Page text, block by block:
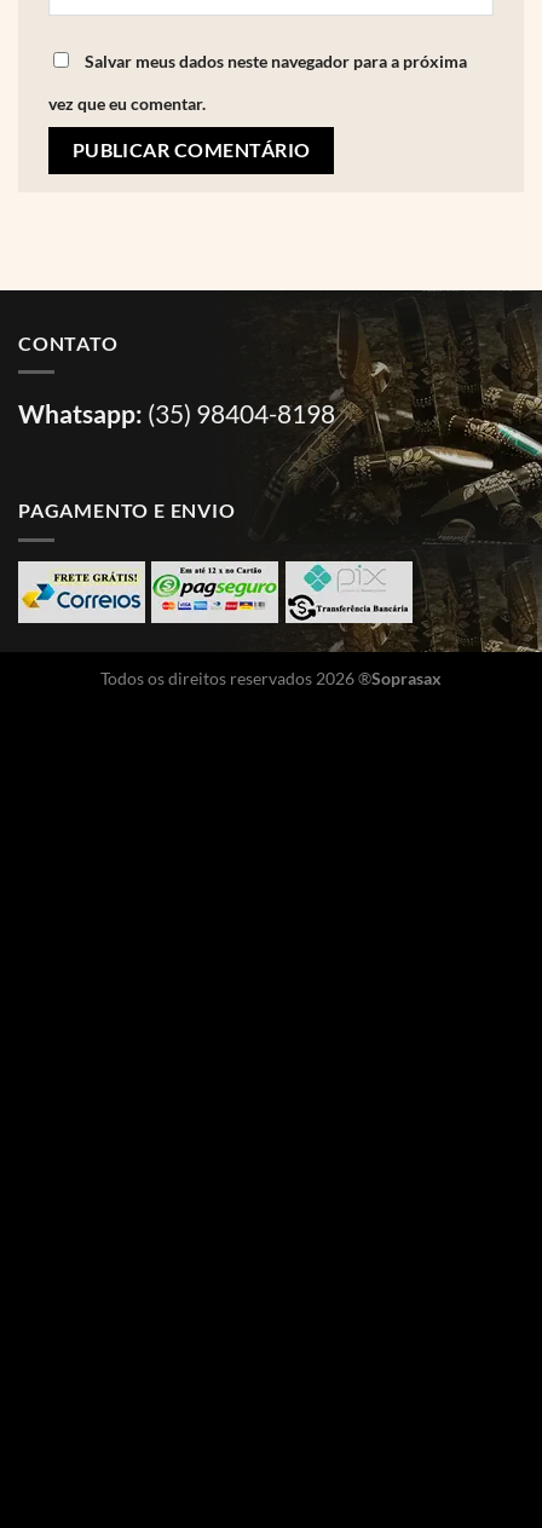
Salvar meus dados neste navegador para a próxima
vez que eu comentar.
CONTATO
Whatsapp: (35) 98404-8198
PAGAMENTO E ENVIO
Todos os direitos reservados 2026 ®Soprasax